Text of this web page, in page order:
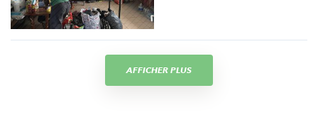
AFFICHER PLUS